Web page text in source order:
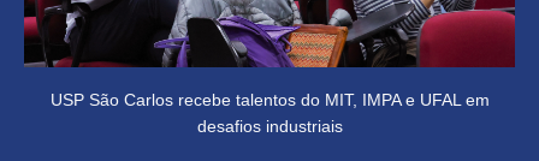
USP São Carlos recebe talentos do MIT, IMPA e UFAL em
desafios industriais